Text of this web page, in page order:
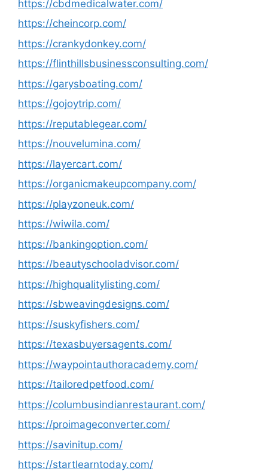
https://cbdmedicalwater.com/
https://cheincorp.com/
https://crankydonkey.com/
https://flinthillsbusinessconsulting.com/
https://garysboating.com/
https://gojoytrip.com/
https://reputablegear.com/
https://nouvelumina.com/
https://layercart.com/
https://organicmakeupcompany.com/
https://playzoneuk.com/
https://wiwila.com/
https://bankingoption.com/
https://beautyschooladvisor.com/
https://highqualitylisting.com/
https://sbweavingdesigns.com/
https://suskyfishers.com/
https://texasbuyersagents.com/
https://waypointauthoracademy.com/
https://tailoredpetfood.com/
https://columbusindianrestaurant.com/
https://proimageconverter.com/
https://savinitup.com/
https://startlearntoday.com/